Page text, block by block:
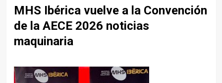
MHS Ibérica vuelve a la Convención
de la AECE 2026 noticias
maquinaria